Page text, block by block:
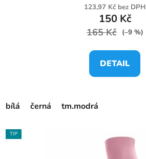
123,97 Kč bez DPH
150 Kč
165 Kč (–9 %)
DETAIL
bílá černá tm.modrá
TIP